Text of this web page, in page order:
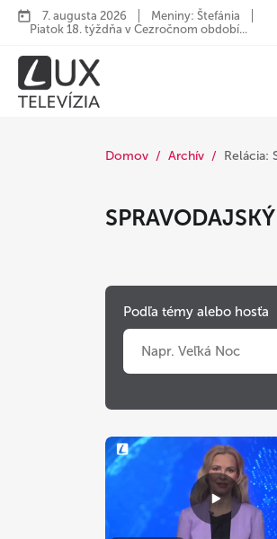
7. augusta 2026
Meniny: Štefánia
Piatok 18. týždňa v Cezročnom období...
Domov Archív Relácia:
Podľa témy alebo hosťa